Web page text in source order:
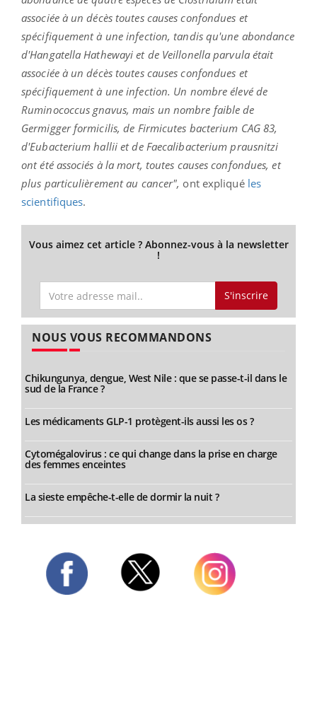
associée à un décès toutes causes confondues et
spécifiquement à une infection, tandis qu'une abondance
d'Hangatella Hathewayi et de Veillonella parvula était
associée à un décès toutes causes confondues et
spécifiquement à une infection. Un nombre élevé de
Ruminococcus gnavus, mais un nombre faible de
Germigger formicilis, de Firmicutes bacterium CAG 83,
d'Eubacterium hallii et de Faecalibacterium prausnitzi
ont été associés à la mort, toutes causes confondues, et
plus particulièrement au cancer", ont expliqué les
scientifiques.
Vous aimez cet article ? Abonnez-vous à la newsletter
!
S'inscrire
NOUS VOUS RECOMMANDONS
Chikungunya, dengue, West Nile : que se passe-t-il dans le
sud de la France ?
Les médicaments GLP-1 protègent-ils aussi les os ?
Cytomégalovirus : ce qui change dans la prise en charge
des femmes enceintes
La sieste empêche-t-elle de dormir la nuit ?